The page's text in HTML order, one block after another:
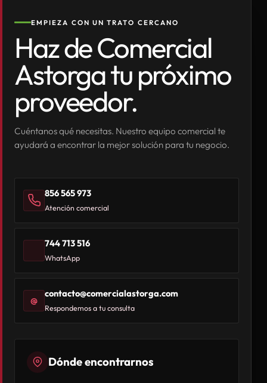
EMPIEZA CON UN TRATO CERCANO
Haz de Comercial
Astorga tu próximo
proveedor.
Cuéntanos qué necesitas. Nuestro equipo comercial te
ayudará a encontrar la mejor solución para tu negocio.
856 565 973
Atención comercial
744 713 516
WhatsApp
@
contacto@comercialastorga.com
Respondemos a tu consulta
Dónde encontrarnos